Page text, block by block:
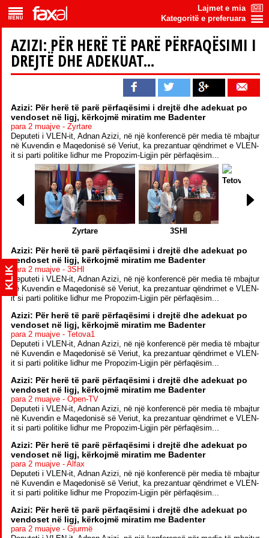
Lajmet e mia
Kategoritë e preferuara
AZIZI: PËR HERË TË PARË PËRFAQËSIMI I
DREJTË DHE ADEKUAT...
Azizi: Për herë të parë përfaqësimi i drejtë dhe adekuat po
vendoset në ligj, kërkojmë miratim me Badenter
para 2 muajve - Zyrtare
Deputeti i VLEN-it, Adnan Azizi, në një konferencë për media të mbajtur
në Kuvendin e Maqedonisë së Veriut, ka prezantuar qëndrimet e VLEN-
it si parti politike lidhur me Propozim-Ligjin për përfaqësim...
Zyrtare 3SHI
Tetova1
Azizi: Për herë të parë përfaqësimi i drejtë dhe adekuat po
vendoset në ligj, kërkojmë miratim me Badenter
para 2 muajve - 3SHI
Deputeti i VLEN-it, Adnan Azizi, në një konferencë për media të mbajtur
në Kuvendin e Maqedonisë së Veriut, ka prezantuar qëndrimet e VLEN-
it si parti politike lidhur me Propozim-Ligjin për përfaqësim...
Azizi: Për herë të parë përfaqësimi i drejtë dhe adekuat po
vendoset në ligj, kërkojmë miratim me Badenter
para 2 muajve - Tetova1
Deputeti i VLEN-it, Adnan Azizi, në një konferencë për media të mbajtur
në Kuvendin e Maqedonisë së Veriut, ka prezantuar qëndrimet e VLEN-
it si parti politike lidhur me Propozim-Ligjin për përfaqësim...
Azizi: Për herë të parë përfaqësimi i drejtë dhe adekuat po
vendoset në ligj, kërkojmë miratim me Badenter
para 2 muajve - Open-TV
Deputeti i VLEN-it, Adnan Azizi, në një konferencë për media të mbajtur
në Kuvendin e Maqedonisë së Veriut, ka prezantuar qëndrimet e VLEN-
it si parti politike lidhur me Propozim-Ligjin për përfaqësim...
Azizi: Për herë të parë përfaqësimi i drejtë dhe adekuat po
vendoset në ligj, kërkojmë miratim me Badenter
para 2 muajve - Alfax
Deputeti i VLEN-it, Adnan Azizi, në një konferencë për media të mbajtur
në Kuvendin e Maqedonisë së Veriut, ka prezantuar qëndrimet e VLEN-
it si parti politike lidhur me Propozim-Ligjin për përfaqësim...
Azizi: Për herë të parë përfaqësimi i drejtë dhe adekuat po
vendoset në ligj, kërkojmë miratim me Badenter
para 2 muajve - Gjurmë
KLIK